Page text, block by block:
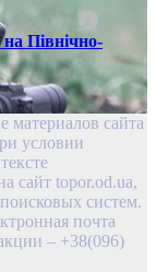
Північно-
материалов сайта
условии
сайт topor.od.ua,
систем.
почта
– +38(096)